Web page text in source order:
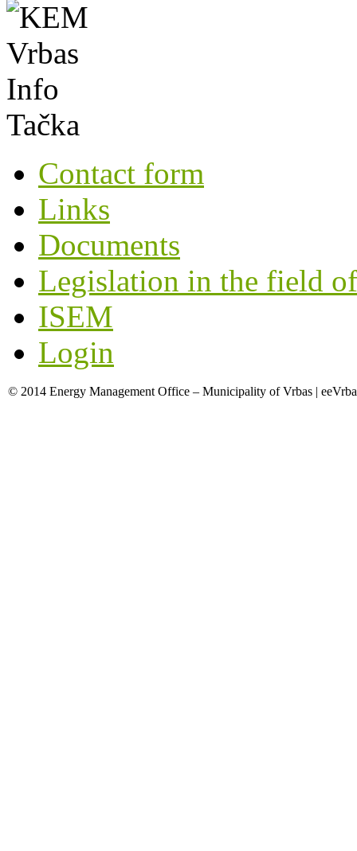
Contact form
Links
Documents
Legislation in the field
ISEM
Login
© 2014 Energy Management Office – Municipality of Vrbas |